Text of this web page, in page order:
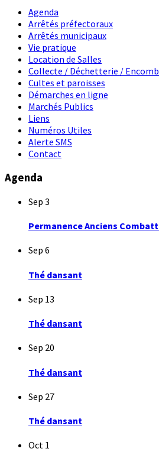
Agenda
Arrêtés préfectoraux
Arrêtés municipaux
Vie pratique
Location de Salles
Collecte / Déchetterie /
Cultes et paroisses
Démarches en ligne
Marchés Publics
Liens
Numéros Utiles
Alerte SMS
Contact
Agenda
Sep 3
Permanence Anciens
Sep 6
Thé dansant
Sep 13
Thé dansant
Sep 20
Thé dansant
Sep 27
Thé dansant
Oct 1